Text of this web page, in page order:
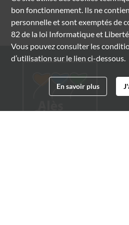
bon fonctionnement. Ils ne
personnelle et sont exemptés de
82 de la loi Informatique et
Vous pouvez consulter les
d’utilisation sur le lien ci-dessous.
En savoir plus